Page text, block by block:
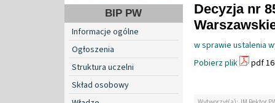
BIP PW
Informacje ogólne
Ogłoszenia
Struktura uczelni
Skład osobowy
Decyzja nr
w sprawie ustalenia
Pobierz plik
pdf